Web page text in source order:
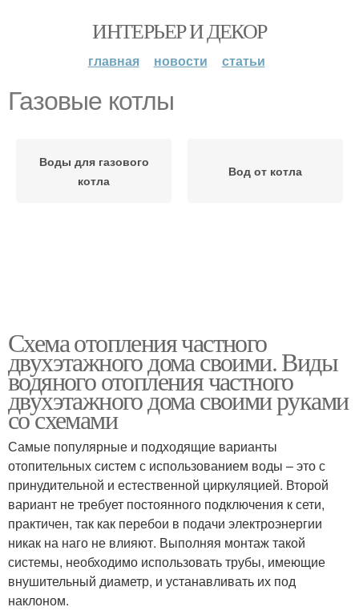
ИНТЕРЬЕР И ДЕКОР
главная новости статьи
Газовые котлы
Воды для газового
котла
Вод от котла
Схема отопления частного
двухэтажного дома своими. Виды
водяного отопления частного
двухэтажного дома своими руками
со схемами
Самые популярные и подходящие варианты
отопительных систем с использованием воды – это с
принудительной и естественной циркуляцией. Второй
вариант не требует постоянного подключения к сети,
практичен, так как перебои в подачи электроэнергии
никак на наго не влияют. Выполняя монтаж такой
системы, необходимо использовать трубы, имеющие
внушительный диаметр, и устанавливать их под
наклоном.